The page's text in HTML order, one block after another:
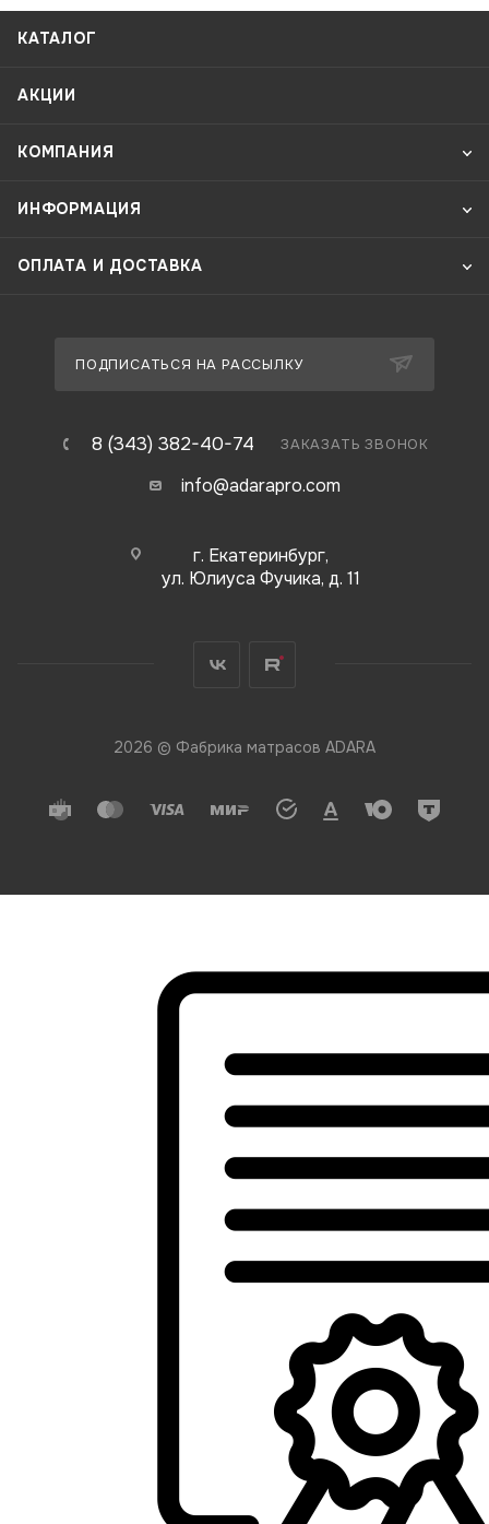
КАТАЛОГ
АКЦИИ
КОМПАНИЯ
ИНФОРМАЦИЯ
ОПЛАТА И ДОСТАВКА
ПОДПИСАТЬСЯ НА РАССЫЛКУ
8 (343) 382-40-74 ЗАКАЗАТЬ ЗВОНОК
info@adarapro.com
г. Екатеринбург,
ул. Юлиуса Фучика, д. 11
2026 © Фабрика матрасов ADARA